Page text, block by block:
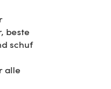
beste
schuf
alle